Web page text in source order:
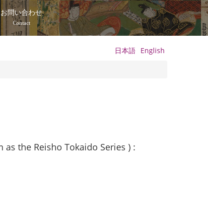
お問い合わせ
Contact
日本語 English
the Reisho Tokaido Series ) :